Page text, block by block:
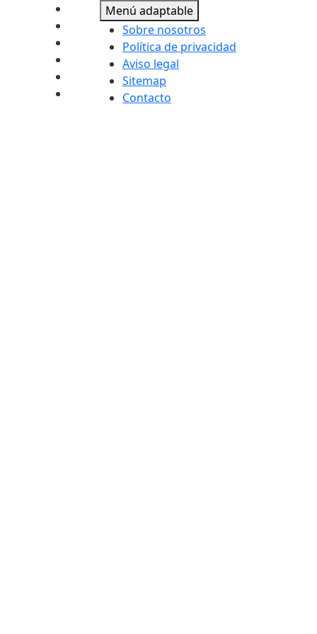
Menú adaptable
Sobre nosotros
Política de privacidad
Aviso legal
Sitemap
Contacto